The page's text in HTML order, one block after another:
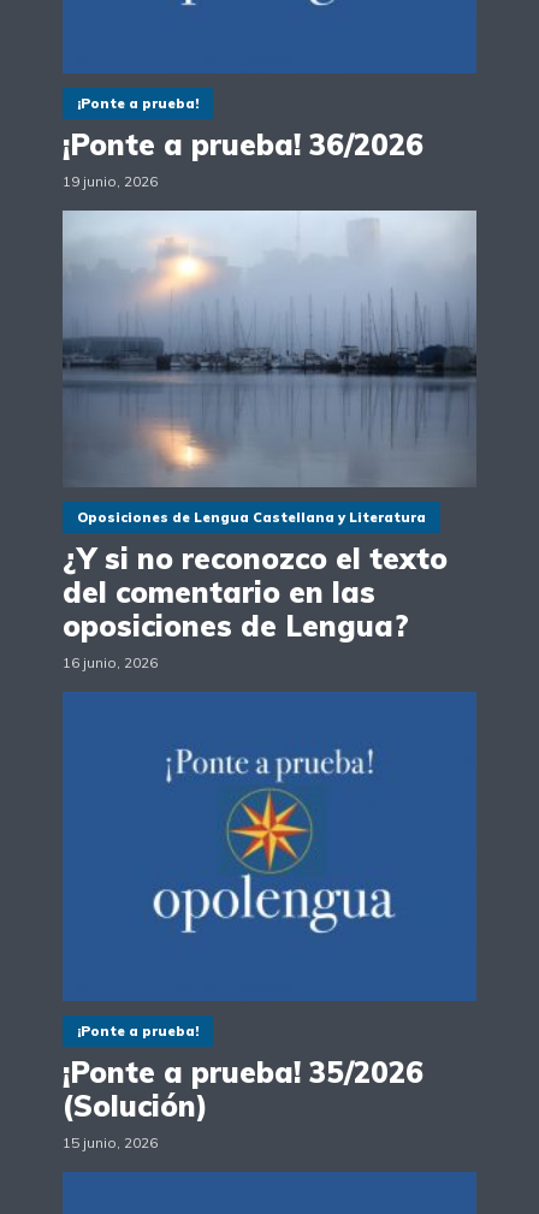
¡Ponte a prueba!
¡Ponte a prueba! 36/2026
19 junio, 2026
Oposiciones de Lengua Castellana y Literatura
¿Y si no reconozco el texto
del comentario en las
oposiciones de Lengua?
16 junio, 2026
¡Ponte a prueba!
¡Ponte a prueba! 35/2026
(Solución)
15 junio, 2026